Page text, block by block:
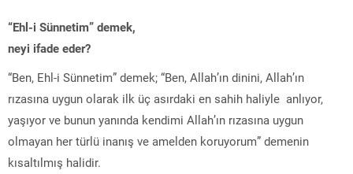
“Ehl-i Sünnetim” demek,
neyi ifade eder?
“Ben, Ehl-i Sünnetim” demek; “Ben, Allah’ın dinini, Allah’ın
rızasına uygun olarak ilk üç asırdaki en sahih haliyle anlıyor,
yaşıyor ve bunun yanında kendimi Allah’ın rızasına uygun
olmayan her türlü inanış ve amelden koruyorum” demenin
kısaltılmış halidir.